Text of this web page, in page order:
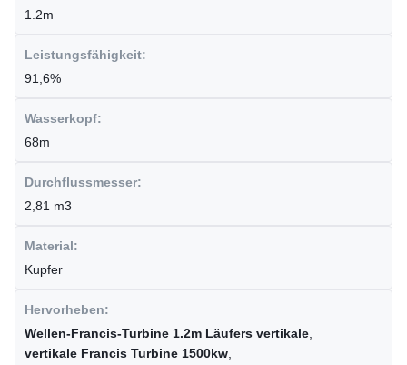
1.2m
Leistungsfähigkeit:
91,6%
Wasserkopf:
68m
Durchflussmesser:
2,81 m3
Material:
Kupfer
Hervorheben:
Wellen-Francis-Turbine 1.2m Läufers vertikale
vertikale Francis Turbine 1500kw